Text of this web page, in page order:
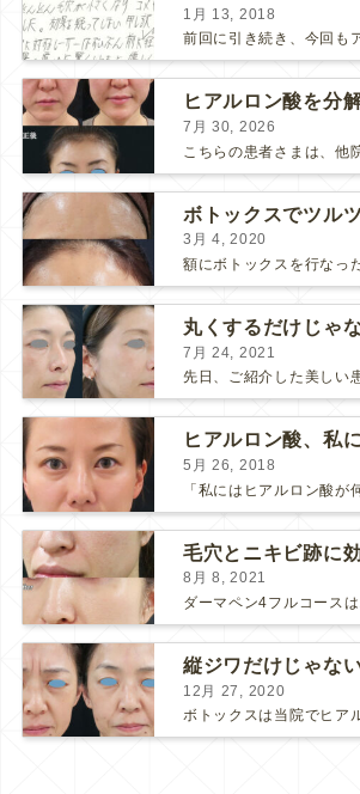
1月 13, 2018
7月 30, 2026
ボトックスでツル
3月 4, 2020
7月 24, 2021
5月 26, 2018
8月 8, 2021
12月 27, 2020